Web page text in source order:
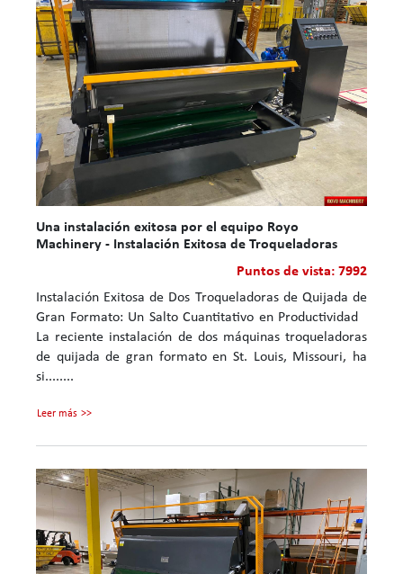
Una instalación exitosa por el equipo Royo
Machinery - Instalación Exitosa de Troqueladoras
Puntos de vista: 7992
Instalación Exitosa de Dos Troqueladoras de Quijada de
Gran Formato: Un Salto Cuantitativo en Productividad
La reciente instalación de dos máquinas troqueladoras
de quijada de gran formato en St. Louis, Missouri, ha
si........
Leer más